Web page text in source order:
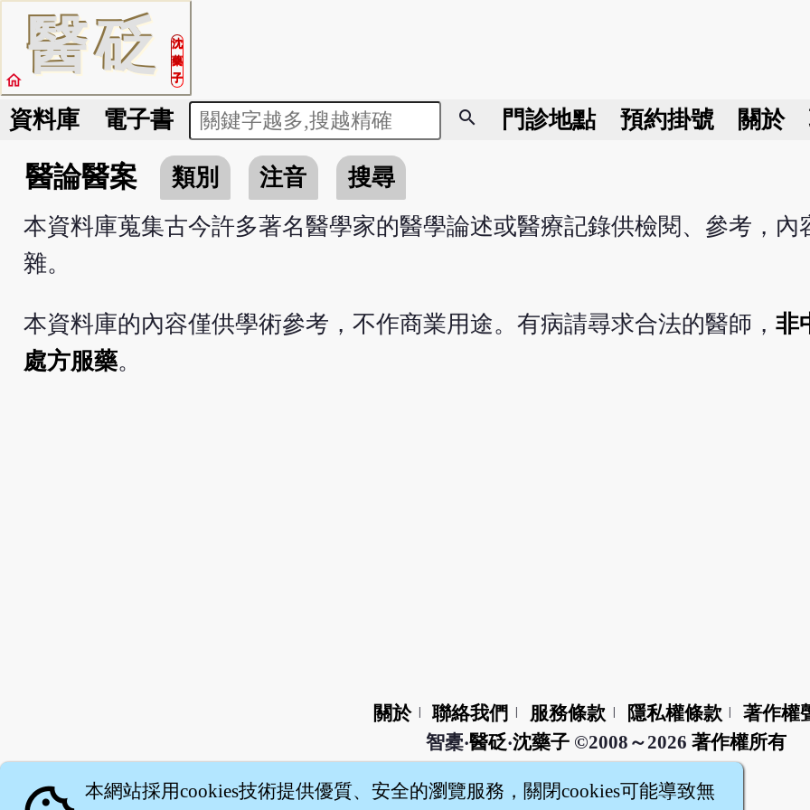
醫砭
沈
藥
子
home
資料庫 電子書 search 門診地點 預約掛號 關於
醫論醫案 類別 注音
搜尋
本資料庫蒐集古今許多著名醫學家的醫學論述或醫療記錄供檢閱、參考，內
雜。
本資料庫的內容僅供學術參考，不作商業用途。有病請尋求合法的醫師， 非
處方服藥。
關於 聯絡我們 服務條款 隱私權條款
著作權
智橐‧醫砭‧沈藥子©2008～2026 著作權所有
本網站採用cookies技術提供優質、安全的瀏覽服務，關閉cookies可能導致無